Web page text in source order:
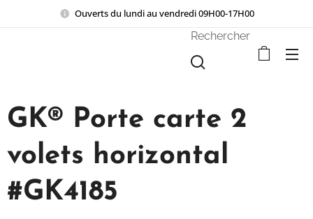
Ouverts du lundi au vendredi 09H00-17H00
Rechercher
GK® Porte carte 2
volets horizontal
#GK4185